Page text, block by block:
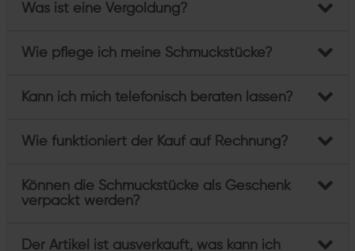
Was ist eine Vergoldung?
Wie pflege ich meine Schmuckstücke?
Kann ich mich telefonisch beraten lassen?
Wie funktioniert der Kauf auf Rechnung?
Können die Schmuckstücke als Geschenk
verpackt werden?
Der Artikel ist ausverkauft, was kann ich